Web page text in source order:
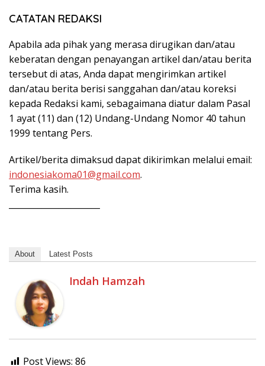
CATATAN REDAKSI
Apabila ada pihak yang merasa dirugikan dan/atau
keberatan dengan penayangan artikel dan/atau berita
tersebut di atas, Anda dapat mengirimkan artikel
dan/atau berita berisi sanggahan dan/atau koreksi
kepada Redaksi kami, sebagaimana diatur dalam Pasal
1 ayat (11) dan (12) Undang-Undang Nomor 40 tahun
1999 tentang Pers.
Artikel/berita dimaksud dapat dikirimkan melalui email:
indonesiakoma01@gmail.com.
Terima kasih.
About Latest Posts
Indah Hamzah
Post Views: 86